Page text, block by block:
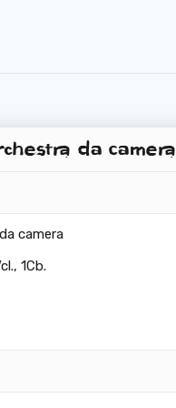
da camera
camera
1Cb.